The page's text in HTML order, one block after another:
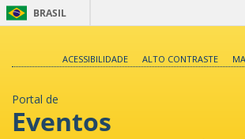
BRASIL
ACESSIBILIDADE
ALTO CONTRASTE
Portal de
Eventos